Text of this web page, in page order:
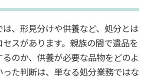
、形見分けや供養など、処分とは
スがあります。親族の間で遺品を
のか、供養が必要な品物をどのよ
った判断は、単なる処分業務ではな